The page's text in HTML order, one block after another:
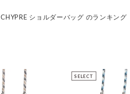
CHYPRE ショルダーバッグ のランキング
SELECT